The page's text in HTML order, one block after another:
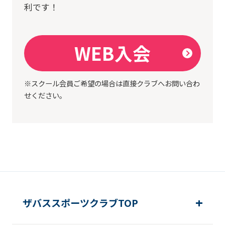
利です！
WEB入会
※スクール会員ご希望の場合は直接クラブへお問い合わ
せください。
ザバススポーツクラブTOP